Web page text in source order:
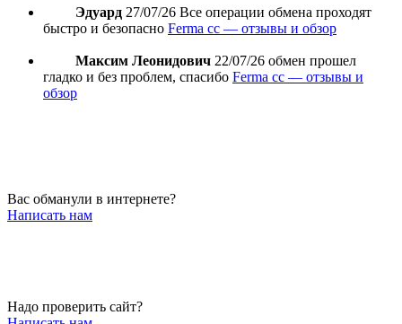
Эдуард 27/07/26 Все операции обмена проходят
быстро и безопасно Ferma cc — отзывы и обзор
Максим Леонидович 22/07/26 обмен прошел
гладко и без проблем, спасибо Ferma cc — отзывы и
обзор
Вас обманули в интернете?
Написать нам
Надо проверить сайт?